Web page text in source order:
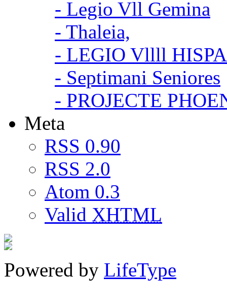
- Legio Vll Gemina
- Thaleia,
- LEGIO Vllll
- Septimani Seniores
- PROJECTE
Meta
RSS 0.90
RSS 2.0
Atom 0.3
Valid XHTML
Powered by LifeType